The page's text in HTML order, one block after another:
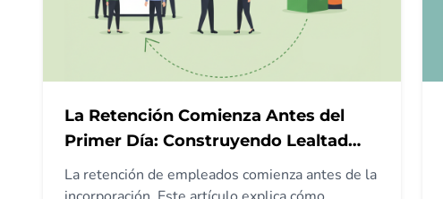
La Retención Comienza Antes del
Primer Día: Construyendo Lealtad
desde la Contratación
La retención de empleados comienza antes de la